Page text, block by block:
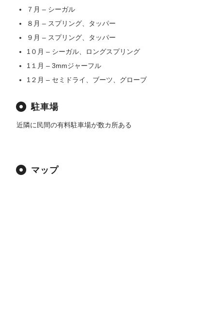
７月 – シーガル
８月 – スプリング、タッパー
９月 – スプリング、タッパー
1０月 – シーガル、ロングスプリング
1１月 – 3mmジャーフル
1２月 – セミドライ、ブーツ、グローブ
駐車場
近隣に民間の有料駐車場が数カ所ある
マップ